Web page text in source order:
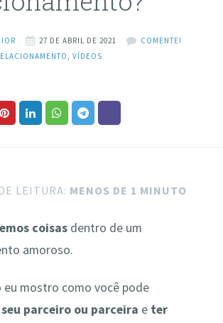
27 DE ABRIL DE 2021
COMENTE!
VÍDEOS
LEITURA: MENOS DE 1 MINUTO
coisasdentro de um
amoroso.
eu mostro como você pode
parceiro ou parceira e ter